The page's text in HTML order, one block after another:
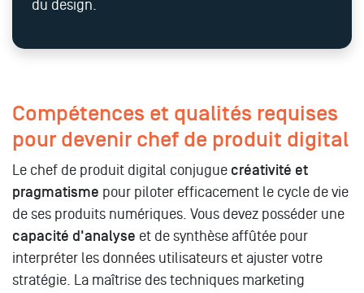
du design.
Compétences et qualités requises
pour devenir chef de produit digital
Le chef de produit digital conjugue créativité et
pragmatisme pour piloter efficacement le cycle de vie
de ses produits numériques. Vous devez posséder une
capacité d'analyse et de synthèse affûtée pour
interpréter les données utilisateurs et ajuster votre
stratégie. La maîtrise des techniques marketing